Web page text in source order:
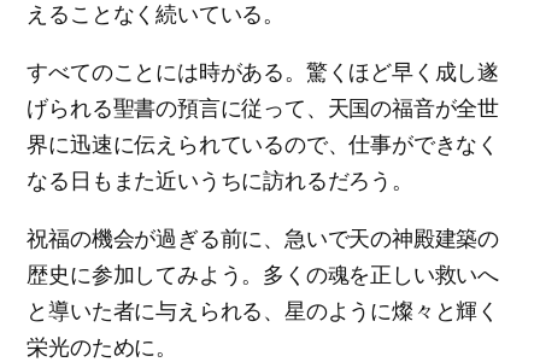
えることなく続いている。
すべてのことには時がある。驚くほど早く成し遂
げられる聖書の預言に従って、天国の福音が全世
界に迅速に伝えられているので、仕事ができなく
なる日もまた近いうちに訪れるだろう。
祝福の機会が過ぎる前に、急いで天の神殿建築の
歴史に参加してみよう。多くの魂を正しい救いへ
と導いた者に与えられる、星のように燦々と輝く
栄光のために。